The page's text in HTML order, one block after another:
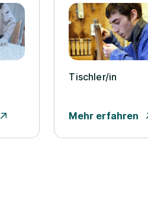
Tischler/­in
Mehr erfahren